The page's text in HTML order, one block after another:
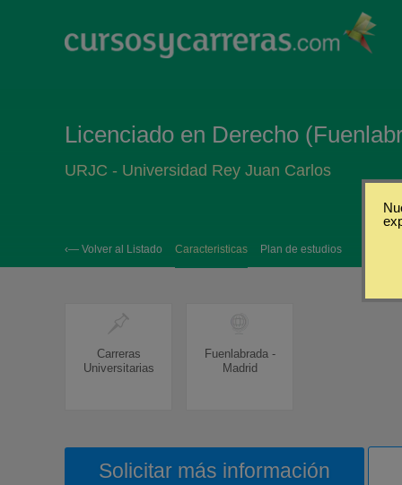
Licenciado en Derecho
URJC - Universidad Rey Juan Carlos
‹— Volver al Listado Caracteristicas Plan de estudios
Carreras
Universitarias
Fuenlabrada -
Madrid
Solicitar más información